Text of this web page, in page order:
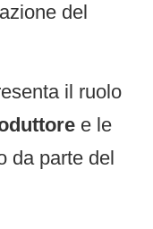
del
il ruolo
e le
da parte del